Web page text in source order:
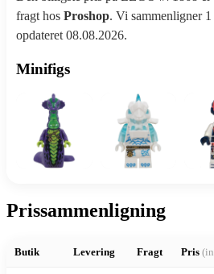
fragt hos Proshop. Vi sammenligner
opdateret 08.08.2026.
Minifigs
Prissammenligning
Butik Levering Fragt Pris